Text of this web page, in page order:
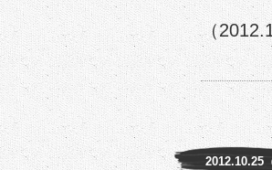
（
2012.10.25